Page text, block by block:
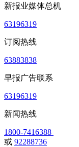
新报业媒体总机
63196319
订阅热线
63883838
早报广告联系
63196319
新闻热线
1800-7416388
或 92288736